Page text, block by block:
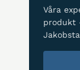
Våra
produkt